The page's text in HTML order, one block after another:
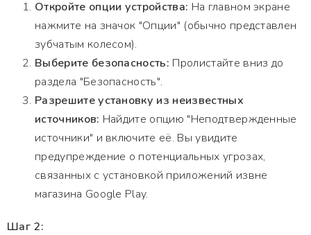
Откройте опции устройства: На главном экране
нажмите на значок "Опции" (обычно представлен
зубчатым колесом).
Выберите безопасность: Пролистайте вниз до
раздела "Безопасность".
Разрешите установку из неизвестных
источников: Найдите опцию "Неподтвержденные
источники" и включите её. Вы увидите
предупреждение о потенциальных угрозах,
связанных с установкой приложений извне
магазина Google Play.
Шаг 2: